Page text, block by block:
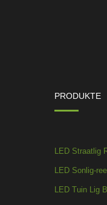
PRODUKTE
LED Straatlig
LED Sonlig-
LED Tuin Lig